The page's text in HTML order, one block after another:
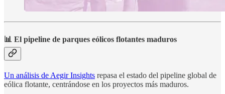
📊 El pipeline de parques eólicos flotantes maduros
Un análisis de Aegir Insights repasa el estado del pipeline global de
eólica flotante, centrándose en los proyectos más maduros.